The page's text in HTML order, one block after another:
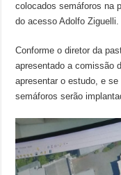
colocados semáforos na
do acesso Adolfo Ziguelli.
Conforme o diretor da
apresentado a comissão
apresentar o estudo, e
semáforos serão